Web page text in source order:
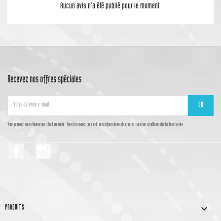
Aucun avis n'a été publié pour le moment.
Recevez nos offres spéciales
Vous pouvez vous désinscrire à tout moment. Vous trouverez pour cela nos informations de contact dans les conditions d'utilisation du site.
PRODUITS 